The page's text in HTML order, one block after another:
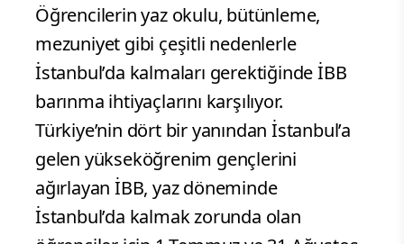
Öğrencilerin yaz okulu, bütünleme,
mezuniyet gibi çeşitli nedenlerle
İstanbul’da kalmaları gerektiğinde İBB
barınma ihtiyaçlarını karşılıyor.
Türkiye’nin dört bir yanından İstanbul’a
gelen yükseköğrenim gençlerini
ağırlayan İBB, yaz döneminde
İstanbul’da kalmak zorunda olan